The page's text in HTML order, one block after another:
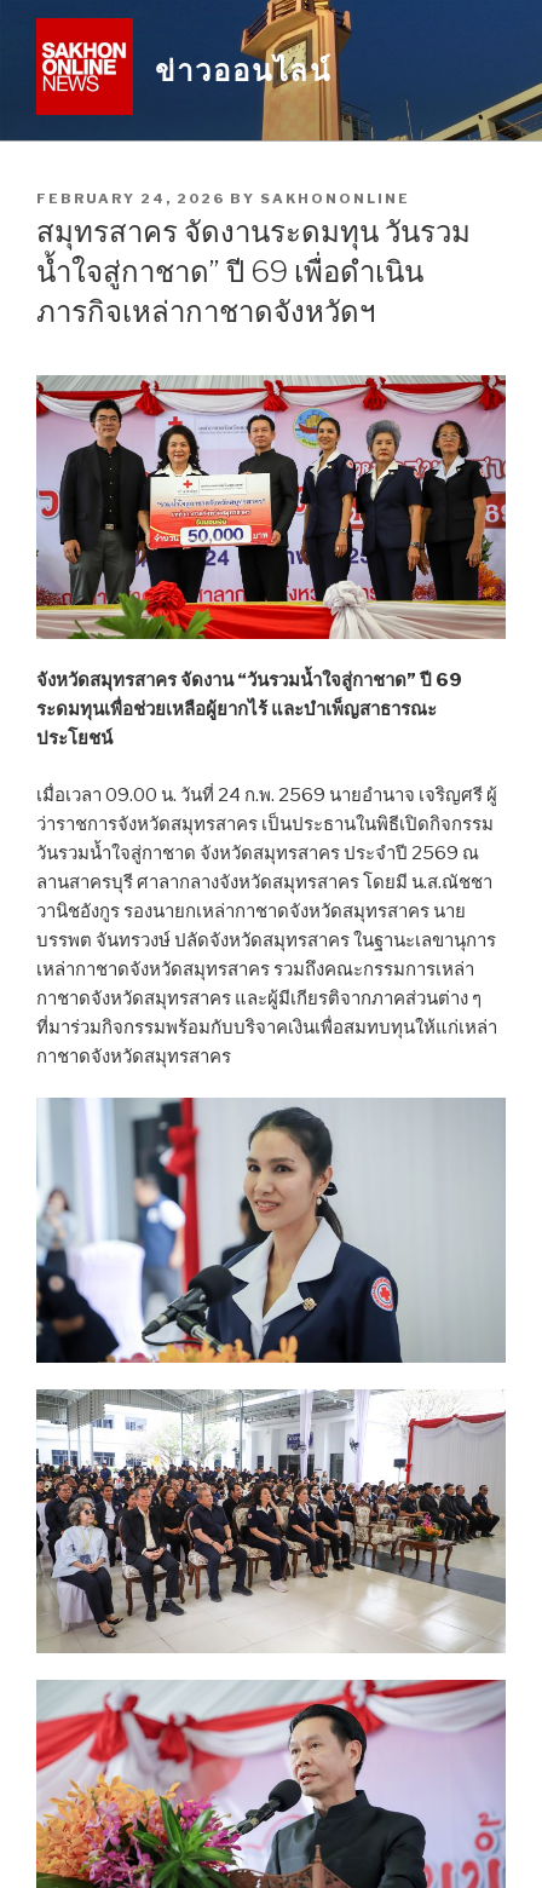
content
ข่าวออนไลน์
POSTED
FEBRUARY 24, 2026 BY SAKHONONLINE
สมุทรสาคร จัดงานระดมทุน วันรวม
น้ำใจสู่กาชาด” ปี 69 เพื่อดำเนิน
ภารกิจเหล่ากาชาดจังหวัดฯ
จังหวัดสมุทรสาคร จัดงาน “วันรวมน้ำใจสู่กาชาด” ปี 69
ระดมทุนเพื่อช่วยเหลือผู้ยากไร้ และบำเพ็ญสาธารณะ
ประโยชน์
เมื่อเวลา 09.00 น. วันที่ 24 ก.พ. 2569 นายอำนาจ เจริญศรี ผู้
ว่าราชการจังหวัดสมุทรสาคร เป็นประธานในพิธีเปิดกิจกรรม
วันรวมน้ำใจสู่กาชาด จังหวัดสมุทรสาคร ประจำปี 2569 ณ
ลานสาครบุรี ศาลากลางจังหวัดสมุทรสาคร โดยมี น.ส.ณัชชา
วานิชอังกูร รองนายกเหล่ากาชาดจังหวัดสมุทรสาคร นาย
บรรพต จันทรวงษ์ ปลัดจังหวัดสมุทรสาคร ในฐานะเลขานุการ
เหล่ากาชาดจังหวัดสมุทรสาคร รวมถึงคณะกรรมการเหล่า
กาชาดจังหวัดสมุทรสาคร และผู้มีเกียรติจากภาคส่วนต่าง ๆ
ที่มาร่วมกิจกรรมพร้อมกับบริจาคเงินเพื่อสมทบทุนให้แก่เหล่า
กาชาดจังหวัดสมุทรสาคร